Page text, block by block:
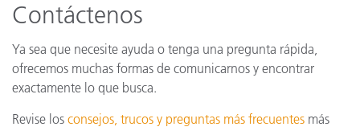
Contáctenos
Ya sea que necesite ayuda o tenga una pregunta rápida,
ofrecemos muchas formas de comunicarnos y encontrar
exactamente lo que busca.
Revise los consejos, trucos y preguntas más frecuentes más